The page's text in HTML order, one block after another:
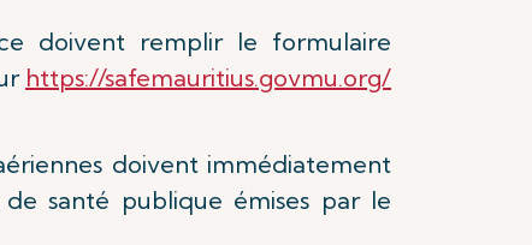
doivent remplir le formulaire
https://safemauritius.govmu.org/
doivent immédiatement
santé publique émises par le